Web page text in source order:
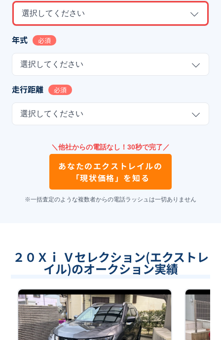
選択してください
年式 必須
選択してください
走行距離 必須
選択してください
＼他社からの電話なし！30秒で完了／
あなたのエクストレイルの
「現状価格」を知る
※一括査定のような複数者からの電話ラッシュは一切ありません
２０Ｘｉ Ｖセレクション(エクストレ
イル)のオークション実績